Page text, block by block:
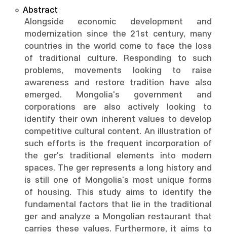
Abstract
Alongside economic development and
modernization since the 21st century, many
countries in the world come to face the loss
of traditional culture. Responding to such
problems, movements looking to raise
awareness and restore tradition have also
emerged. Mongolia's government and
corporations are also actively looking to
identify their own inherent values to develop
competitive cultural content. An illustration of
such efforts is the frequent incorporation of
the ger's traditional elements into modern
spaces. The ger represents a long history and
is still one of Mongolia's most unique forms
of housing. This study aims to identify the
fundamental factors that lie in the traditional
ger and analyze a Mongolian restaurant that
carries these values. Furthermore, it aims to